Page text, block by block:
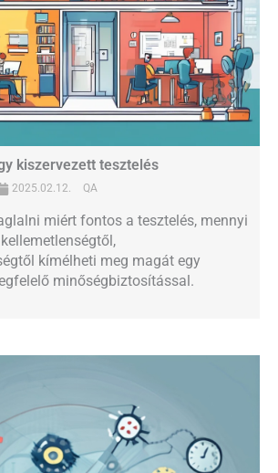
kiszervezett tesztelés
2025.02.12. QA
miért fontos a tesztelés, mennyi
kímélheti meg magát egy
minőségbiztosítással.